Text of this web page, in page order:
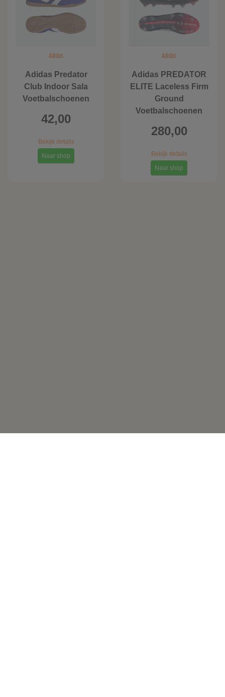
Adidas
Adidas Predator
Club Indoor Sala
Voetbalschoenen
42,00
Bekijk details
Naar shop
Adidas
Adidas PREDATOR
ELITE Laceless Firm
Ground
Voetbalschoenen
280,00
Bekijk details
Naar shop